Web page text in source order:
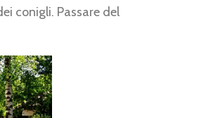
conigli. Passare del